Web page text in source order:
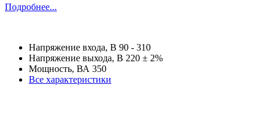
Подробнее...
Напряжение входа, В 90 - 310
Напряжение выхода, В 220 ± 2%
Мощность, ВА 350
Все характеристики